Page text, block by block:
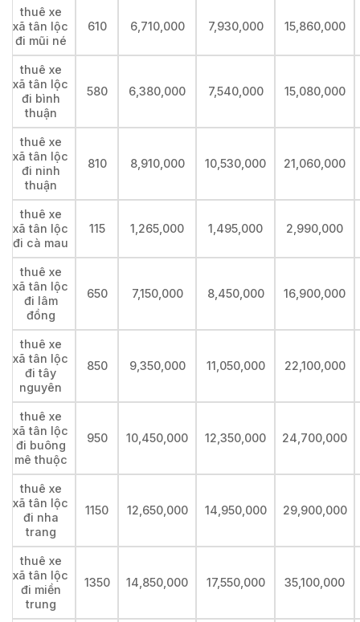
thuê xe
xã tân lộc
đi mũi né
610 6,710,000 7,930,000 15,860,000
thuê xe
xã tân lộc
đi bình
thuận
580 6,380,000 7,540,000 15,080,000
thuê xe
xã tân lộc
đi ninh
thuận
810 8,910,000 10,530,000 21,060,000
thuê xe
xã tân lộc
đi cà mau
115 1,265,000 1,495,000 2,990,000
thuê xe
xã tân lộc
đi lâm
đồng
650 7,150,000 8,450,000 16,900,000
thuê xe
xã tân lộc
đi tây
nguyên
850 9,350,000 11,050,000 22,100,000
thuê xe
xã tân lộc
đi buông
mê thuộc
950 10,450,000 12,350,000 24,700,000
thuê xe
xã tân lộc
đi nha
trang
1150 12,650,000 14,950,000 29,900,000
thuê xe
xã tân lộc
đi miền
trung
1350 14,850,000 17,550,000 35,100,000